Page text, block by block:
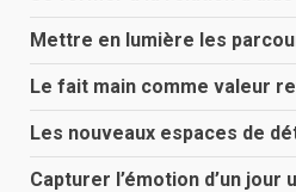
Mettre en lumière les
Le fait main comme valeur
Les nouveaux espaces de
Capturer l’émotion d’un jour